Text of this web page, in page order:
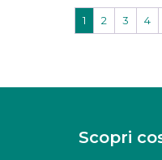
1 2 3 4
Scopri